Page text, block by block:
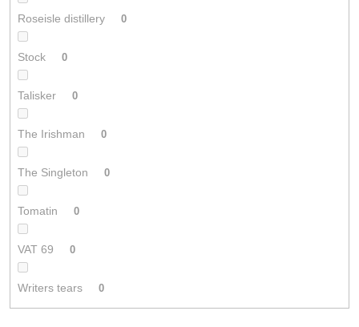
Roseisle distillery 0
Stock 0
Talisker 0
The Irishman 0
The Singleton 0
Tomatin 0
VAT 69 0
Writers tears 0